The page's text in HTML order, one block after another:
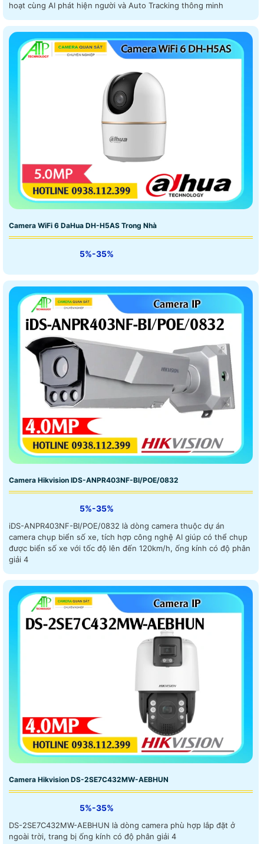
hoạt cùng AI phát hiện người và Auto Tracking thông minh
Camera WiFi 6 DaHua DH-H5AS Trong Nhà
5%-35%
Camera Hikvision IDS-ANPR403NF-BI/POE/0832
5%-35%
iDS-ANPR403NF-BI/POE/0832 là dòng camera thuộc dự án
camera chụp biển số xe, tích hợp công nghệ AI giúp có thể chụp
được biển số xe với tốc độ lên đến 120km/h, ống kính có độ phân
giải 4
Camera Hikvision DS-2SE7C432MW-AEBHUN
5%-35%
DS-2SE7C432MW-AEBHUN là dòng camera phù hợp lắp đặt ở
ngoài trời, trang bị ống kính có độ phân giải 4